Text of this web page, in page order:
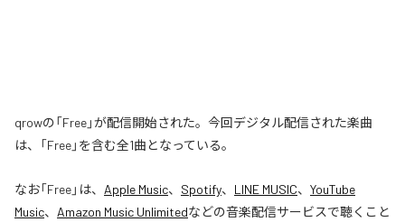
qrowの「Free」が配信開始された。今回デジタル配信された楽曲
は、「Free」を含む全1曲となっている。
なお「Free」は、 Apple Music、 Spotify、 LINE MUSIC、 YouTube
Music、 Amazon Music Unlimitedなどの音楽配信サービスで聴くこと